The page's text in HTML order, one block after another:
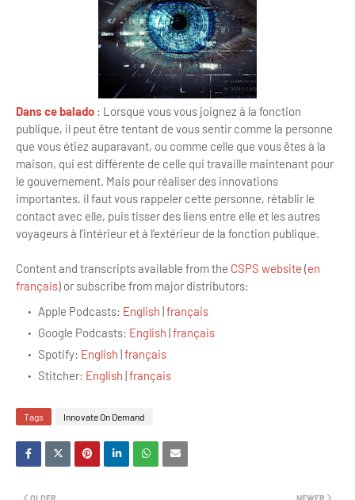
Dans ce balado : Lorsque vous vous joignez à la fonction
publique, il peut être tentant de vous sentir comme la personne
que vous étiez auparavant, ou comme celle que vous êtes à la
maison, qui est différente de celle qui travaille maintenant pour
le gouvernement. Mais pour réaliser des innovations
importantes, il faut vous rappeler cette personne, rétablir le
contact avec elle, puis tisser des liens entre elle et les autres
voyageurs à l’intérieur et à l’extérieur de la fonction publique.
Content and transcripts available from the CSPS website (en
français) or subscribe from major distributors:
Apple Podcasts: English |français
Google Podcasts: English |français
Spotify: English |français
Stitcher: English |français
Tags Innovate On Demand